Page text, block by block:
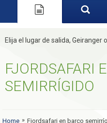
Home » Fjordsafari en barco
FJORDSAFARI
SEMIRRÍGIDO
Elija el lugar de salida, Geiranger